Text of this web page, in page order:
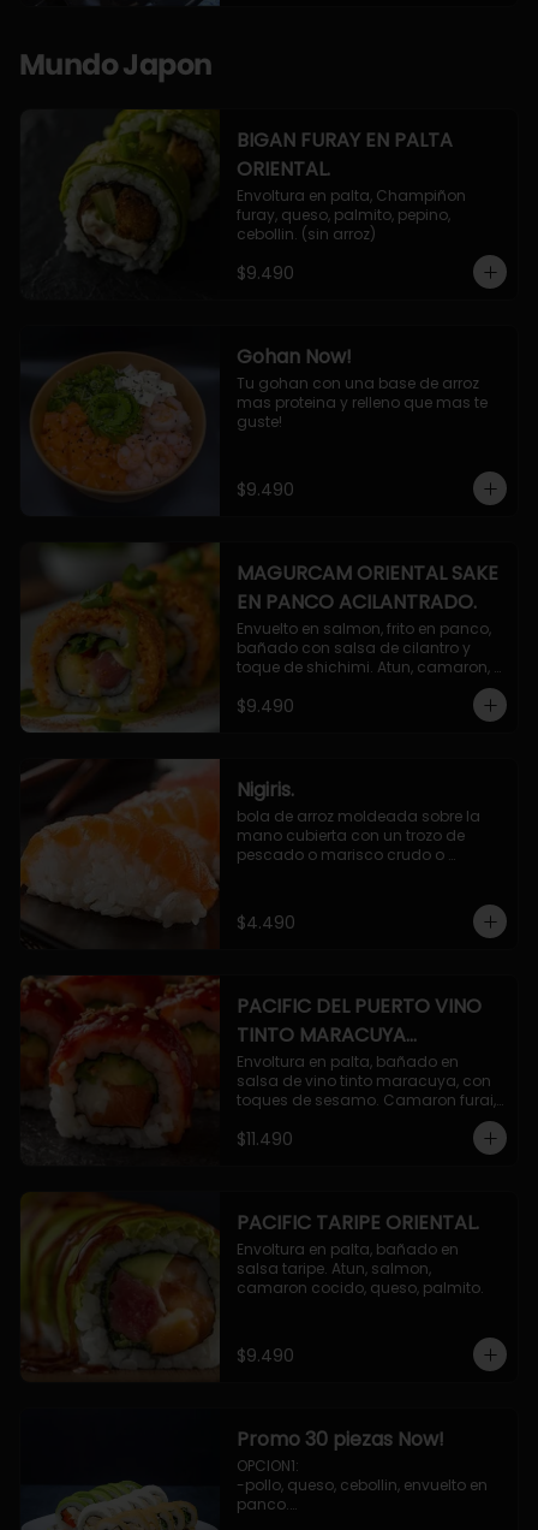
Mundo Japon
BIGAN FURAY EN PALTA
ORIENTAL.
Envoltura en palta, Champiñon
furay, queso, palmito, pepino,
cebollin. (sin arroz)
$9.490
Gohan Now!
Tu gohan con una base de arroz
mas proteina y relleno que mas te
guste!
$9.490
MAGURCAM ORIENTAL SAKE
EN PANCO ACILANTRADO.
Envuelto en salmon, frito en panco,
bañado con salsa de cilantro y
toque de shichimi. Atun, camaron,
$9.490
Nigiris.
bola de arroz moldeada sobre la
mano cubierta con un trozo de
pescado o marisco crudo o
$4.490
PACIFIC DEL PUERTO VINO
TINTO MARACUYA
ORIENTAL.
Envoltura en palta, bañado en
salsa de vino tinto maracuya, con
toques de sesamo. Camaron furai,
$11.490
PACIFIC TARIPE ORIENTAL.
Envoltura en palta, bañado en
salsa taripe. Atun, salmon,
camaron cocido, queso, palmito.
$9.490
Promo 30 piezas Now!
OPCION1:
-pollo, queso, cebollin, envuelto en
panco.